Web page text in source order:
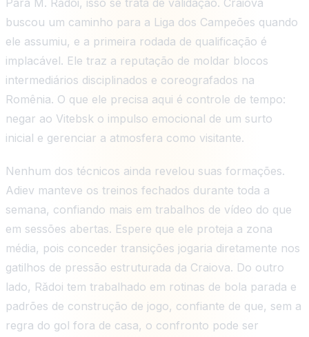
buscou um caminho para a Liga dos Campeões quando
ele assumiu, e a primeira rodada de qualificação é
implacável. Ele traz a reputação de moldar blocos
intermediários disciplinados e coreografados na
Romênia. O que ele precisa aqui é controle de tempo:
negar ao Vitebsk o impulso emocional de um surto
inicial e gerenciar a atmosfera como visitante.
Nenhum dos técnicos ainda revelou suas formações.
Adiev manteve os treinos fechados durante toda a
semana, confiando mais em trabalhos de vídeo do que
em sessões abertas. Espere que ele proteja a zona
média, pois conceder transições jogaria diretamente nos
gatilhos de pressão estruturada da Craiova. Do outro
lado, Rădoi tem trabalhado em rotinas de bola parada e
padrões de construção de jogo, confiante de que, sem a
regra do gol fora de casa, o confronto pode ser